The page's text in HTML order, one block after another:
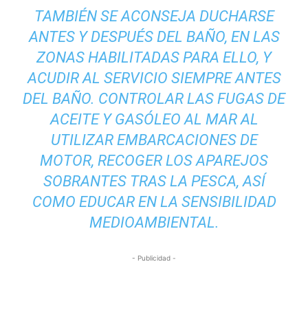
TAMBIÉN SE ACONSEJA DUCHARSE
ANTES Y DESPUÉS DEL BAÑO, EN LAS
ZONAS HABILITADAS PARA ELLO, Y
ACUDIR AL SERVICIO SIEMPRE ANTES
DEL BAÑO. CONTROLAR LAS FUGAS DE
ACEITE Y GASÓLEO AL MAR AL
UTILIZAR EMBARCACIONES DE
MOTOR, RECOGER LOS APAREJOS
SOBRANTES TRAS LA PESCA, ASÍ
COMO EDUCAR EN LA SENSIBILIDAD
MEDIOAMBIENTAL.
- Publicidad -